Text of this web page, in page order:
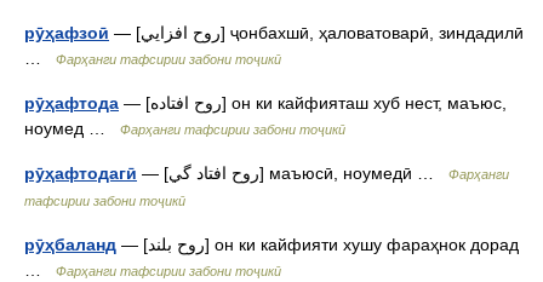
рӯҳафзоӣ — [روح افزايي] ҷонбахшӣ, ҳаловатоварӣ, зиндадилӣ
Фарҳанги тафсирии забони тоҷикӣ
рӯҳафтода — [روح افتاده] он ки кайфияташ хуб нест, маъюс,
ноумед …
Фарҳанги тафсирии забони тоҷикӣ
рӯҳафтодагӣ — [روح افتاد گي] маъюсӣ, ноумедӣ …
Фарҳанги
тафсирии забони тоҷикӣ
рӯҳбаланд — [روح بلند] он ки кайфияти хушу фараҳнок дорад
Фарҳанги тафсирии забони тоҷикӣ